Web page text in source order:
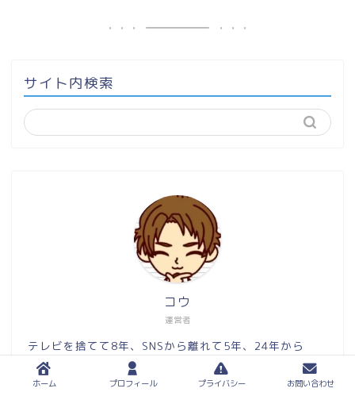
サイト内検索
運営者
コウ
テレビを捨てて8年、SNSから離れて5年、24年から
linux mintユーザーになりました。
ホーム プロフィール プライバシー お問い合わせ